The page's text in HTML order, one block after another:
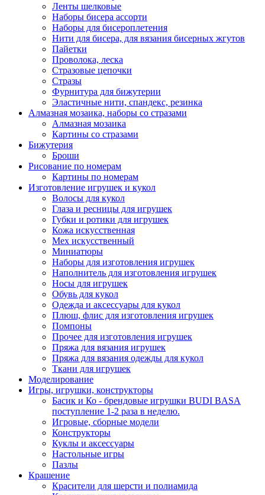
Ленты шелковые
Наборы бисера ассорти
Наборы для бисероплетения
Нити для бисера, для вязания бисерных жгутов
Пайетки
Проволока, леска
Стразовые цепочки
Стразы
Фурнитура для бижутерии
Эластичные нити, спандекс, резинка
Алмазная мозаика, наборы со стразами
Алмазная мозаика
Картины co стразами
Бижутерия
Броши
Рисование по номерам
Картины по номерам
Изготовление игрушек и кукол
Волосы для кукол
Глаза и ресницы для игрушек
Губки и ротики для игрушек
Кожа искусственная
Мех искусственный
Миниатюры
Наборы для изготовления игрушек
Наполнитель для изготовления игрушек
Носы для игрушек
Обувь для кукол
Одежда и аксессуары для кукол
Плюш, флис для изготовления игрушек
Помпоны
Прочее для изготовления игрушек
Пряжа для вязания игрушек
Пряжа для вязания одежды для кукол
Ткани для игрушек
Моделирование
Игры, игрушки, конструкторы
Басик и Ко - брендовые игрушки BUDI BASA
поступление 1-2 раза в неделю.
Игровые, сборные модели
Конструкторы
Куклы и аксессуары
Настольные игры
Пазлы
Крашение
Красители для шерсти и полиамида